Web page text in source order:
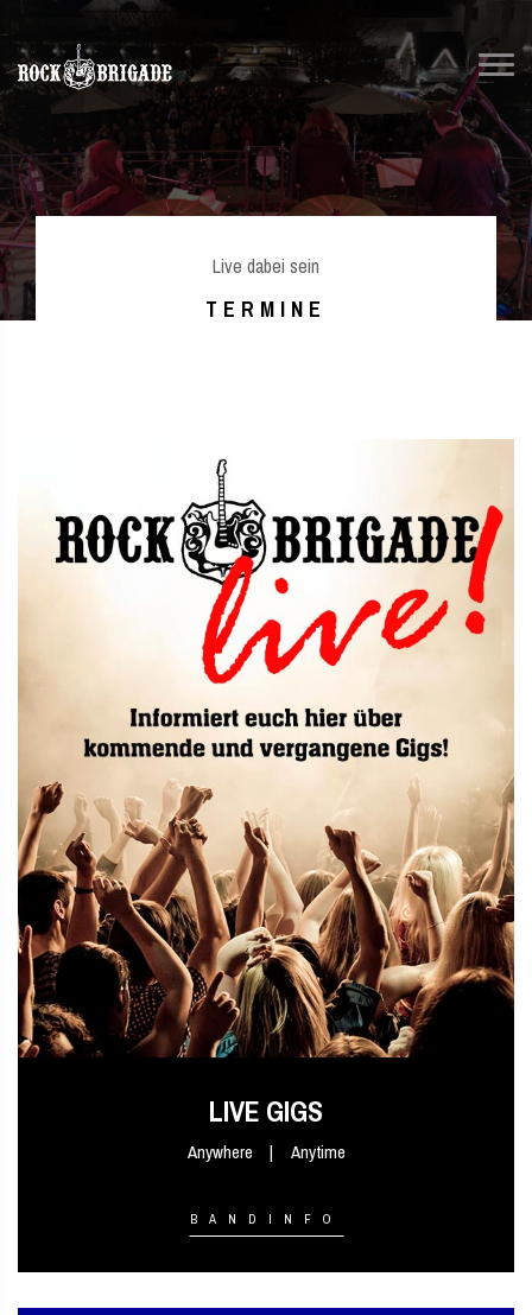
Live dabei sein
TERMINE
LIVE GIGS
Anywhere Anytime
BANDINFO